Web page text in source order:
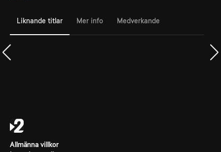
Liknande titlar Mer info Medverkande
Allmänna villkor